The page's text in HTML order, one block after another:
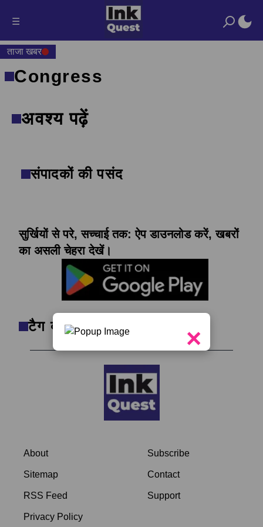
☰
ताजा खबर
×
Congress
अवश्य पढ़ें
संपादकों की पसंद
सुर्खियों से परे, सच्चाई तक: ऐप डाउनलोड करें, खबरों
का असली चेहरा देखें।
टैग क्लाउड
About
Sitemap
RSS Feed
Privacy Policy
Subscribe
Contact
Support